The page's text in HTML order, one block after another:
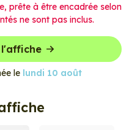
prête à être encadrée selon
ne sont pas inclus.
l'affiche
le lundi 10 août